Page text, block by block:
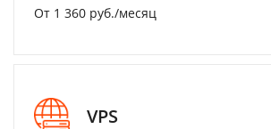
От 1 360 руб./месяц
VPS